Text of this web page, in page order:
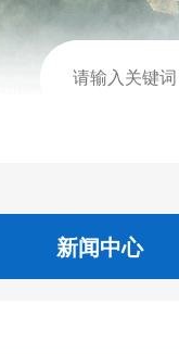
新闻中心